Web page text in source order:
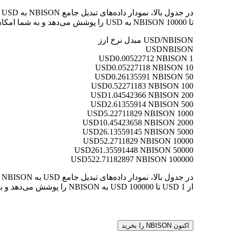
تا 10000 NBISON به USD را پوشش می‌دهد و به شما امکان می‌دهد ارزش هر تبدیل را به وضوح درک کنید.
USD/NBISON مبدل نرخ ارز
USDNBISON
1 USD
0.00522712 NBISON
10 USD
0.05227118 NBISON
50 USD
0.26135591 NBISON
100 USD
0.52271183 NBISON
200 USD
1.04542366 NBISON
500 USD
2.61355914 NBISON
1000 USD
5.22711829 NBISON
2000 USD
10.45423658 NBISON
5000 USD
26.13559145 NBISON
10000 USD
52.2711829 NBISON
50000 USD
261.35591448 NBISON
100000 USD
522.71182897 NBISON
از 1 USD تا 100000 USD به NBISON را پوشش می‌دهد و به شما امکان می‌دهد ارزش هر تبدیل را به وضوح درک کنید.
اکنون NBISON را بخرید